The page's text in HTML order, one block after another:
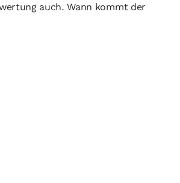
auch. Wann kommt der